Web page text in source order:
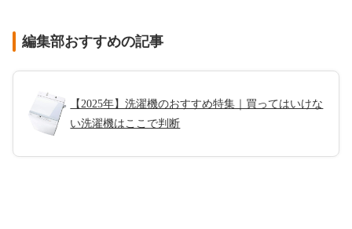
編集部おすすめの記事
【2025年】洗濯機のおすすめ特集｜買ってはいけな
い洗濯機はここで判断